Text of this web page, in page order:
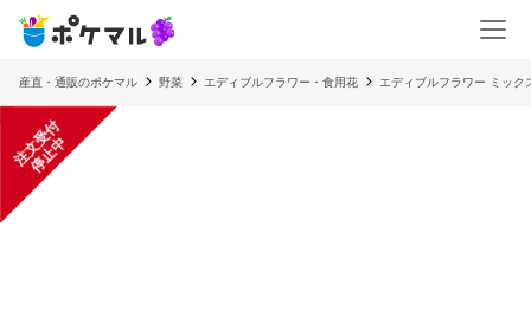
産直・通販のポケマル 野菜 エディブルフラワー・食用花 エディブルフラワー ミック
注
文
受
付
停
止
中